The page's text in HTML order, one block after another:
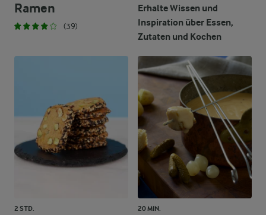
Ramen
(39)
Erhalte Wissen und
Inspiration über Essen,
Zutaten und Kochen
2 STD. 20 MIN.